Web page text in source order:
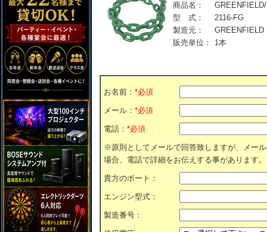
商品名：
型 式：
2116-FG
製造元：
GREENFIELD
販売単位：
1本
お名前： *必須
メール： *必須
電話： *必須
※原則としてメールで回答致しますが、メー
場合、電話で詳細をお伝えする事があります。
貴方のボート：
エンジン型式：
製造番号：